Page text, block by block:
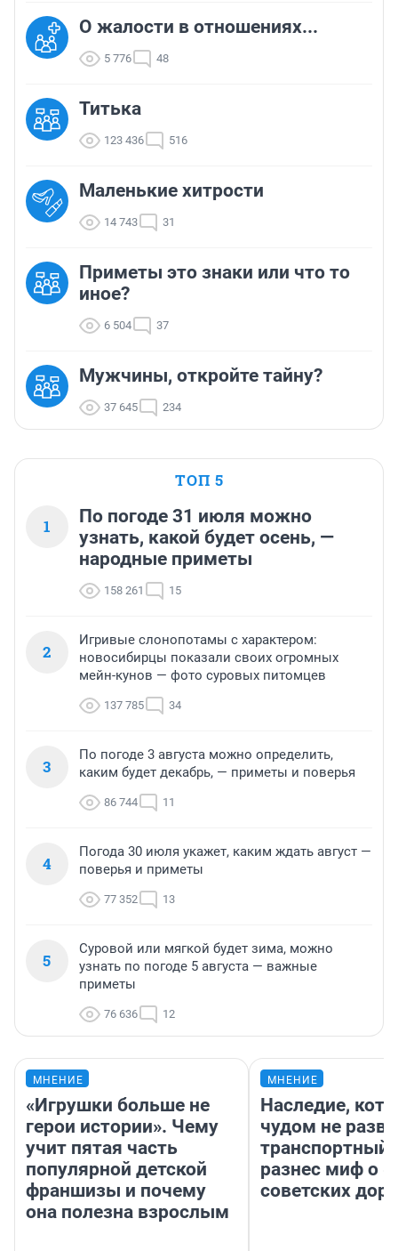
О жалости в отношениях...
5 776 48
Титька
123 436 516
Маленькие хитрости
14 743 31
Приметы это знаки или что то
иное?
6 504 37
Мужчины, откройте тайну?
37 645 234
ТОП 5
1
По погоде 31 июля можно
узнать, какой будет осень, —
народные приметы
158 261 15
2
Игривые слонопотамы с характером:
новосибирцы показали своих огромных
мейн-кунов — фото суровых питомцев
137 785 34
3
По погоде 3 августа можно определить,
каким будет декабрь, — приметы и поверья
86 744 11
4
Погода 30 июля укажет, каким ждать август —
поверья и приметы
77 352 13
5
Суровой или мягкой будет зима, можно
узнать по погоде 5 августа — важные
приметы
76 636 12
МНЕНИЕ
«Игрушки больше не
герои истории». Чему
учит пятая часть
популярной детской
франшизы и почему
она полезна взрослым
МНЕНИЕ
Наследие,
чудом не
транспортный
разнес миф о
советских